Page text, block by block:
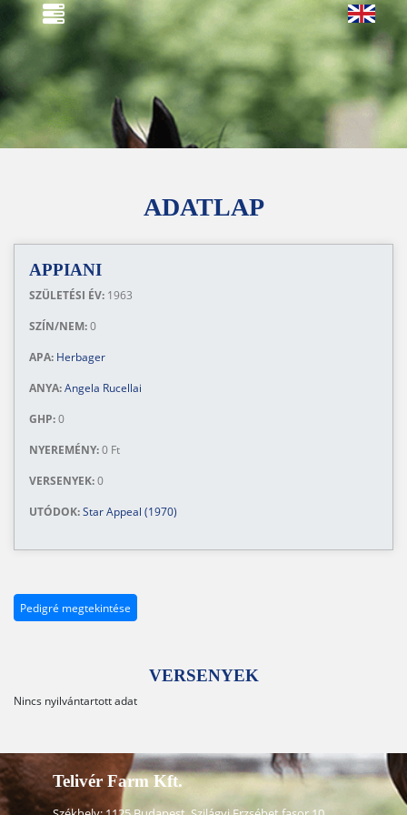
ADATLAP
APPIANI
SZÜLETÉSI ÉV: 1963
SZÍN/NEM:0
APA: Herbager
ANYA:Angela Rucellai
GHP:0
NYEREMÉNY:0 Ft
VERSENYEK:0
UTÓDOK:Star Appeal (1970)
Pedigré megtekintése
VERSENYEK
Nincs nyilvántartott adat
Telivér Farm Kft.